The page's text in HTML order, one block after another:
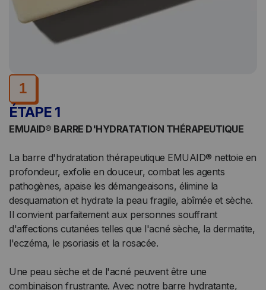
1
ÉTAPE 1
EMUAID® BARRE D'HYDRATATION THÉRAPEUTIQUE
La barre d'hydratation thérapeutique EMUAID® nettoie en
profondeur, exfolie en douceur, combat les agents
pathogènes, apaise les démangeaisons, élimine la
desquamation et hydrate la peau fragile, abîmée et sèche.
Il convient parfaitement aux personnes souffrant
d'affections cutanées telles que l'acné sèche, la dermatite,
l'eczéma, le psoriasis et la rosacée.
Une peau sèche et de l'acné peuvent être une
combinaison frustrante. Avec notre barre hydratante,